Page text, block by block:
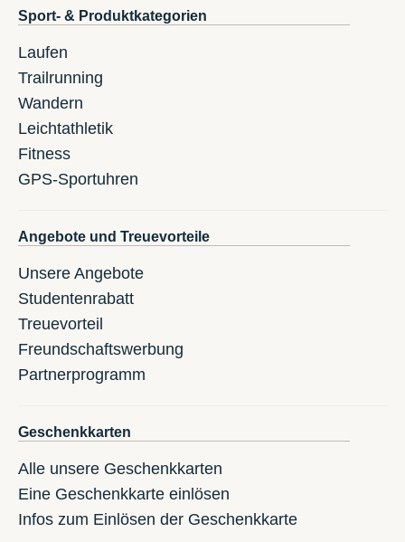
Sport- & Produktkategorien
Laufen
Trailrunning
Wandern
Leichtathletik
Fitness
GPS-Sportuhren
Angebote und Treuevorteile
Unsere Angebote
Studentenrabatt
Treuevorteil
Freundschaftswerbung
Partnerprogramm
Geschenkkarten
Alle unsere Geschenkkarten
Eine Geschenkkarte einlösen
Infos zum Einlösen der Geschenkkarte